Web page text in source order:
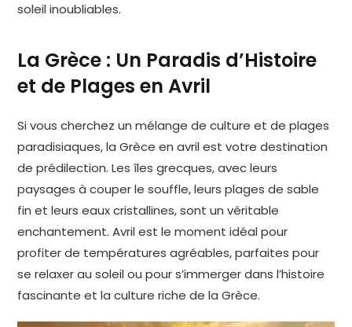
soleil inoubliables.
La Grèce : Un Paradis d’Histoire
et de Plages en Avril
Si vous cherchez un mélange de culture et de plages
paradisiaques, la Grèce en avril est votre destination
de prédilection. Les îles grecques, avec leurs
paysages à couper le souffle, leurs plages de sable
fin et leurs eaux cristallines, sont un véritable
enchantement. Avril est le moment idéal pour
profiter de températures agréables, parfaites pour
se relaxer au soleil ou pour s’immerger dans l’histoire
fascinante et la culture riche de la Grèce.